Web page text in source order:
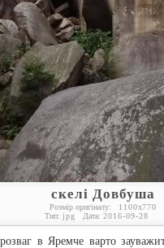
скелі Довбуша
Розмір оригіналу: 1100x770
Тип: jpg Дата: 2016-09-28
в Яремче варто